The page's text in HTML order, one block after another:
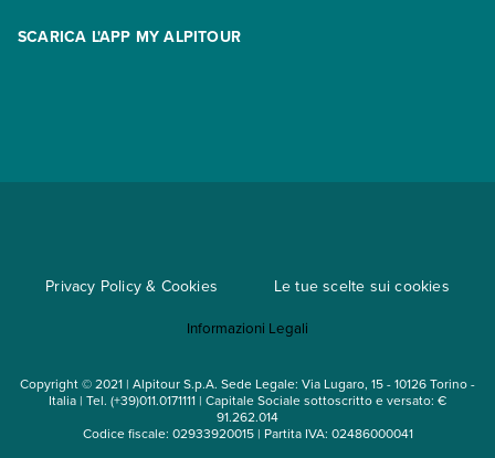
Assicurazioni
Condizioni generali di contratto
Mappa del sito
SCARICA L'APP MY ALPITOUR
Privacy Policy & Cookies Le tue scelte sui cookies
Informazioni Legali
Copyright © 2021 | Alpitour S.p.A. Sede Legale: Via Lugaro, 15 - 10126 Torino -
Italia | Tel. (+39)011.0171111 | Capitale Sociale sottoscritto e versato: €
91.262.014
Codice fiscale: 02933920015 | Partita IVA: 02486000041